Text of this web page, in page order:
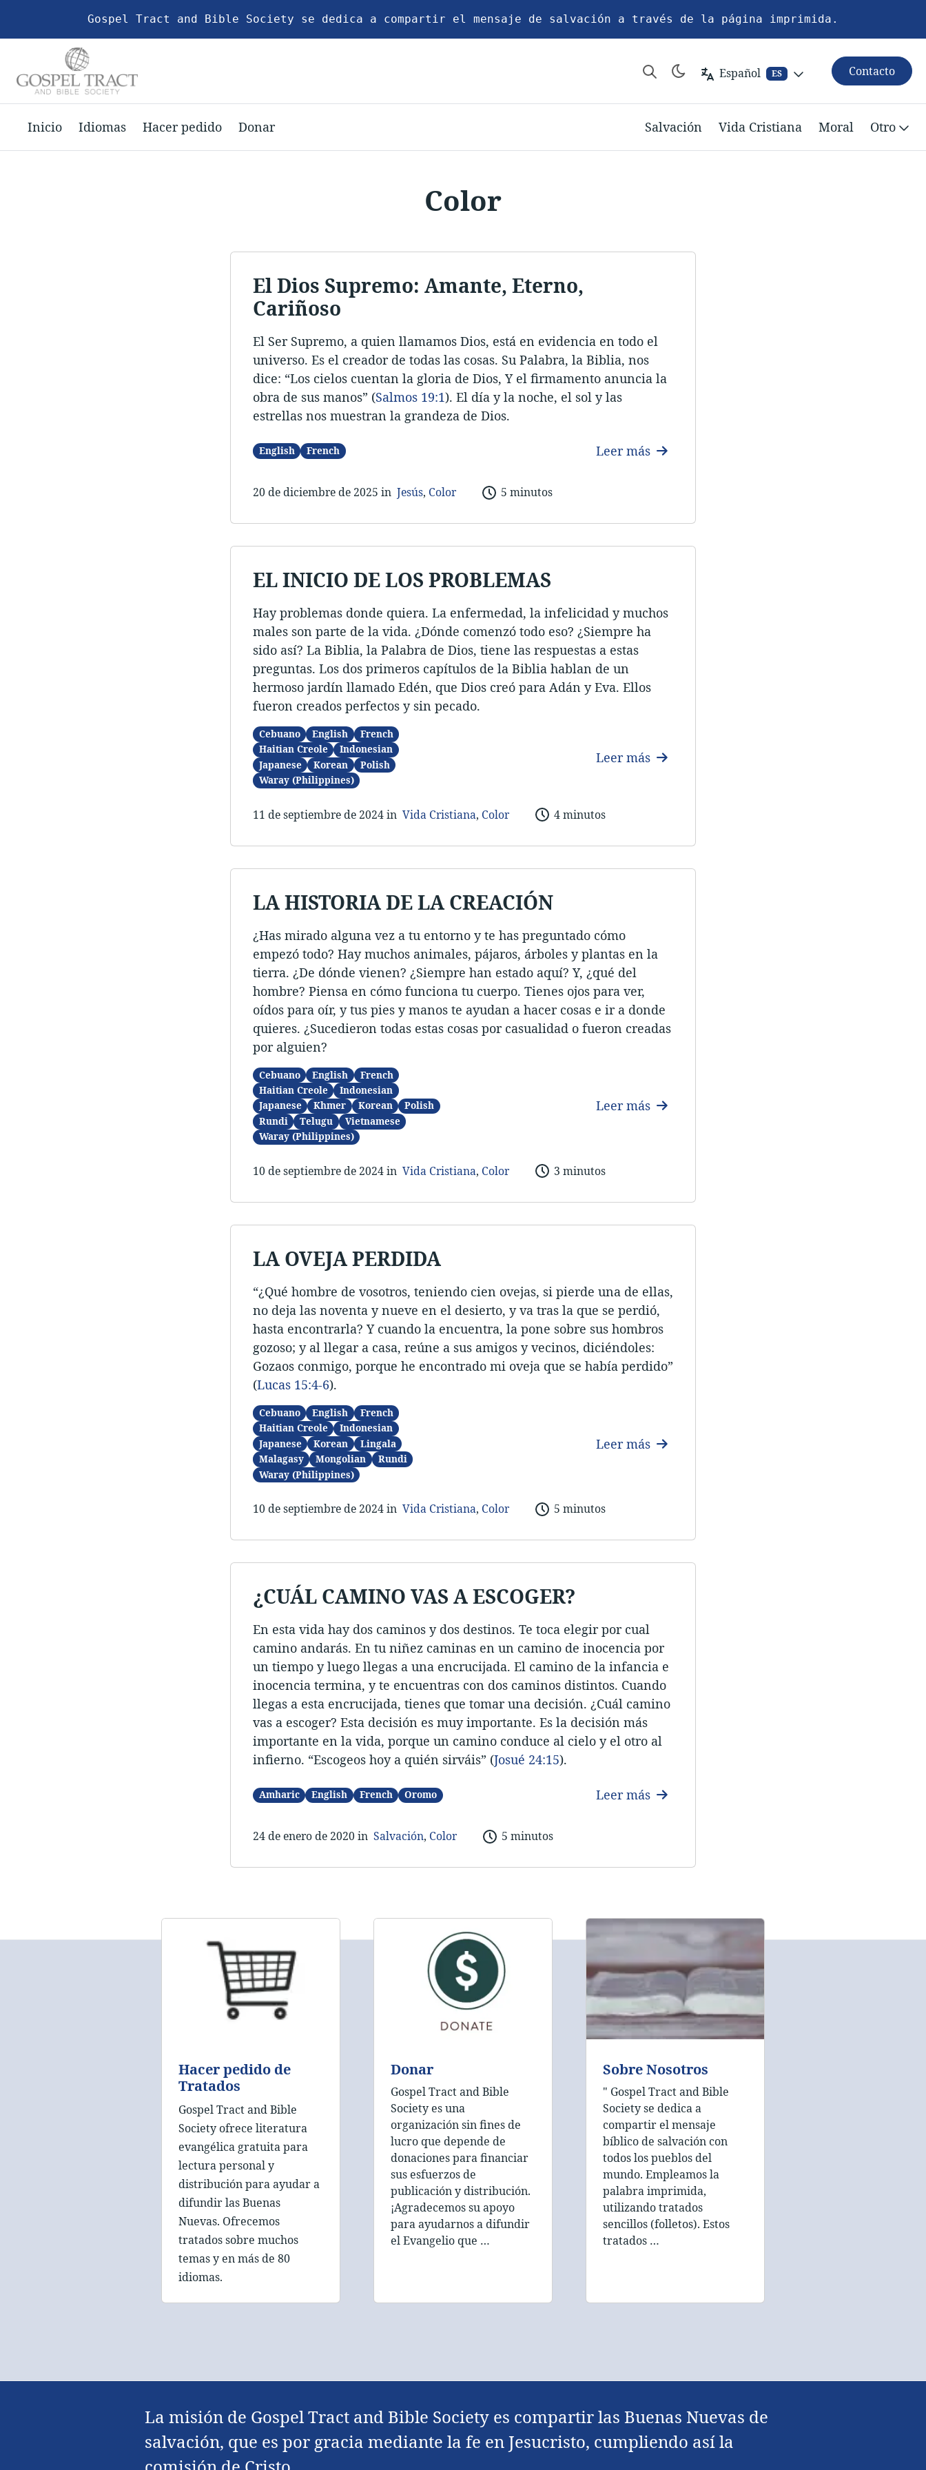
Gospel Tract and Bible Society se dedica a compartir el mensaje de salvación a través de la página imprimida.
Español ES Contacto
Inicio Idiomas Hacer pedido Donar Salvación Vida Cristiana Moral Otro
Color
El Dios Supremo: Amante, Eterno,
Cariñoso
El Ser Supremo, a quien llamamos Dios, está en evidencia en todo el
universo. Es el creador de todas las cosas. Su Palabra, la Biblia, nos
dice: “Los cielos cuentan la gloria de Dios, Y el firmamento anuncia la
obra de sus manos” (Salmos 19:1). El día y la noche, el sol y las
estrellas nos muestran la grandeza de Dios.
English French Leer más
20 de diciembre de 2025 in Jesús, Color 5 minutos
EL INICIO DE LOS PROBLEMAS
Hay problemas donde quiera. La enfermedad, la infelicidad y muchos
males son parte de la vida. ¿Dónde comenzó todo eso? ¿Siempre ha
sido así? La Biblia, la Palabra de Dios, tiene las respuestas a estas
preguntas. Los dos primeros capítulos de la Biblia hablan de un
hermoso jardín llamado Edén, que Dios creó para Adán y Eva. Ellos
fueron creados perfectos y sin pecado.
Cebuano English
French
Haitian Creole
Indonesian
Japanese
Korean
Polish
Waray (Philippines)
Leer más
11 de septiembre de 2024 in Vida Cristiana, Color 4 minutos
LA HISTORIA DE LA CREACIÓN
¿Has mirado alguna vez a tu entorno y te has preguntado cómo
empezó todo? Hay muchos animales, pájaros, árboles y plantas en la
tierra. ¿De dónde vienen? ¿Siempre han estado aquí? Y, ¿qué del
hombre? Piensa en cómo funciona tu cuerpo. Tienes ojos para ver,
oídos para oír, y tus pies y manos te ayudan a hacer cosas e ir a donde
quieres. ¿Sucedieron todas estas cosas por casualidad o fueron creadas
por alguien?
Cebuano English
French
Haitian Creole
Indonesian
Japanese
Khmer Korean
Polish
Rundi
Telugu
Vietnamese
Waray (Philippines)
Leer más
10 de septiembre de 2024 in Vida Cristiana, Color 3 minutos
LA OVEJA PERDIDA
“¿Qué hombre de vosotros, teniendo cien ovejas, si pierde una de ellas,
no deja las noventa y nueve en el desierto, y va tras la que se perdió,
hasta encontrarla? Y cuando la encuentra, la pone sobre sus hombros
gozoso; y al llegar a casa, reúne a sus amigos y vecinos, diciéndoles:
Gozaos conmigo, porque he encontrado mi oveja que se había perdido”
(Lucas 15:4-6).
Cebuano English
French
Haitian Creole
Indonesian
Japanese
Korean
Lingala
Malagasy
Mongolian
Rundi
Waray (Philippines)
Leer más
10 de septiembre de 2024 in Vida Cristiana, Color 5 minutos
¿CUÁL CAMINO VAS A ESCOGER?
En esta vida hay dos caminos y dos destinos. Te toca elegir por cual
camino andarás. En tu niñez caminas en un camino de inocencia por
un tiempo y luego llegas a una encrucijada. El camino de la infancia e
inocencia termina, y te encuentras con dos caminos distintos. Cuando
llegas a esta encrucijada, tienes que tomar una decisión. ¿Cuál camino
vas a escoger? Esta decisión es muy importante. Es la decisión más
importante en la vida, porque un camino conduce al cielo y el otro al
infierno. “Escogeos hoy a quién sirváis” (Josué 24:15).
Amharic English French Oromo Leer más
24 de enero de 2020 in Salvación, Color 5 minutos
Hacer pedido de
Tratados
Gospel Tract and Bible
Society ofrece literatura
evangélica gratuita para
lectura personal y
distribución para ayudar a
difundir las Buenas
Nuevas. Ofrecemos
tratados sobre muchos
temas y en más de 80
idiomas.
Donar
Gospel Tract and Bible
Society es una
organización sin fines de
lucro que depende de
donaciones para financiar
sus esfuerzos de
publicación y distribución.
¡Agradecemos su apoyo
para ayudarnos a difundir
el Evangelio que …
Sobre Nosotros
" Gospel Tract and Bible
Society se dedica a
compartir el mensaje
bíblico de salvación con
todos los pueblos del
mundo. Empleamos la
palabra imprimida,
utilizando tratados
sencillos (folletos). Estos
tratados …
La misión de Gospel Tract and Bible Society es compartir las Buenas Nuevas de
salvación, que es por gracia mediante la fe en Jesucristo, cumpliendo así la